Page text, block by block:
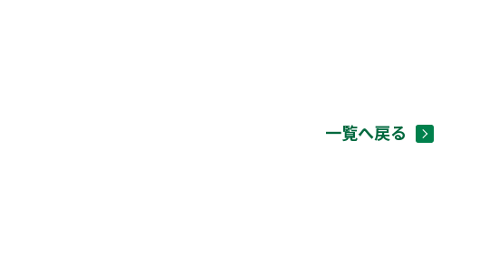
一覧へ戻る